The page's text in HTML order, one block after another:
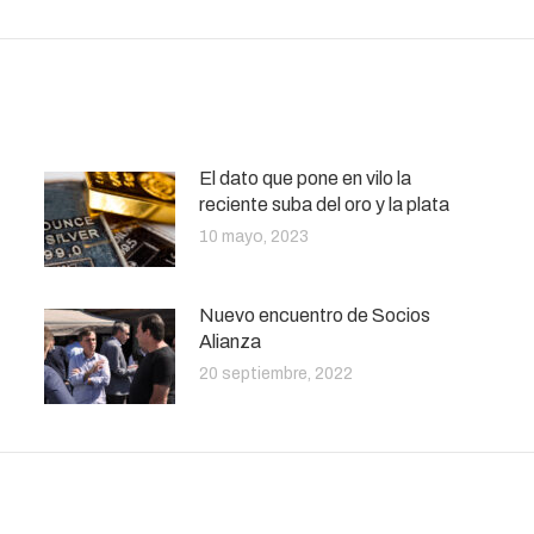
El dato que pone en vilo la
reciente suba del oro y la plata
10 mayo, 2023
Nuevo encuentro de Socios
Alianza
20 septiembre, 2022